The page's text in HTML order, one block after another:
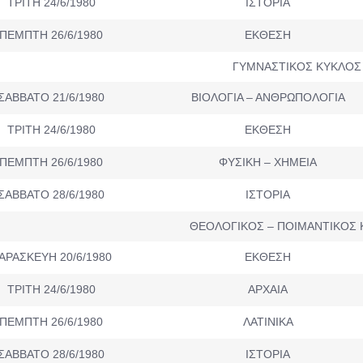
ΠΕΜΠΤΗ 26/6/1980 ΕΚΘΕΣΗ
ΓΥΜΝΑΣΤΙΚΟΣ ΚΥΚΛΟΣ
21/6/1980 ΒΙΟΛΟΓΙΑ – ΑΝΘΡΩΠΟΛΟΓΙΑ
ΤΡΙΤΗ 24/6/1980 ΕΚΘΕΣΗ
ΠΕΜΠΤΗ 26/6/1980 ΦΥΣΙΚΗ – ΧΗΜΕΙΑ
28/6/1980 ΙΣΤΟΡΙΑ
ΘΕΟΛΟΓΙΚΟΣ – ΠΟΙΜΑΝΤΙΚΟΣ
20/6/1980 ΕΚΘΕΣΗ
ΤΡΙΤΗ 24/6/1980 ΑΡΧΑΙΑ
ΠΕΜΠΤΗ 26/6/1980 ΛΑΤΙΝΙΚΑ
28/6/1980 ΙΣΤΟΡΙΑ